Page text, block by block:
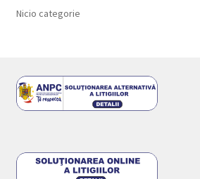
Nicio categorie